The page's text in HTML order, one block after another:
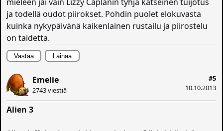
ja todellä oudot piirokset. Pohdin puolet elokuvasta
kuinka nykypäivänä kaikenlainen rustailu ja piirostelu
on taidetta.
Vastaa Lainaa
#5
10.10.2013
Emelie
2743 viestiä
Alien 3